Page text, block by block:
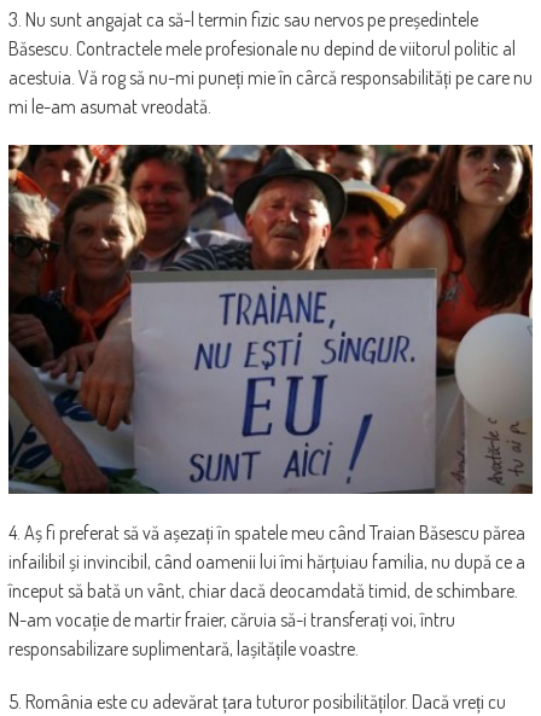
3. Nu sunt angajat ca să-l termin fizic sau nervos pe președintele
Băsescu. Contractele mele profesionale nu depind de viitorul politic al
acestuia. Vă rog să nu-mi puneți mie în cârcă responsabilități pe care nu
mi le-am asumat vreodată.
4. Aș fi preferat să vă așezați în spatele meu când Traian Băsescu părea
infailibil și invincibil, când oamenii lui îmi hărțuiau familia, nu după ce a
început să bată un vânt, chiar dacă deocamdată timid, de schimbare.
N-am vocație de martir fraier, căruia să-i transferați voi, întru
responsabilizare suplimentară, lașitățile voastre.
5. România este cu adevărat țara tuturor posibilităților. Dacă vreți cu